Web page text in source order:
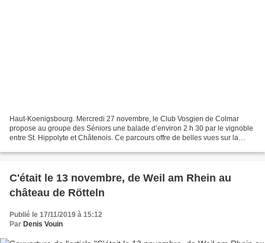
Haut-Koenigsbourg. Mercredi 27 novembre, le Club Vosgien de Colmar
propose au groupe des Séniors une balade d’environ 2 h 30 par le vignoble
entre St. Hippolyte et Châtenois. Ce parcours offre de belles vues sur la
C'était le 13 novembre, de Weil am Rhein au
château de Rötteln
Publié le 17/11/2019 à 15:12
Par Denis Vouin